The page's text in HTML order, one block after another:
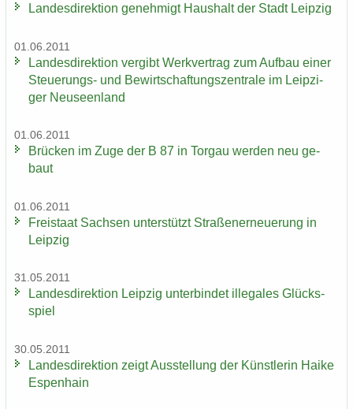
Lan­des­di­rek­ti­on ge­neh­migt Haus­halt der Stadt Leip­zig
01.06.2011
Lan­des­di­rek­ti­on ver­gibt Werk­ver­trag zum Auf­bau einer
Steuerungs-​ und Be­wirt­schaf­tungs­zen­tra­le im Leip­zi­
ger Neu­seen­land
01.06.2011
Brü­cken im Zuge der B 87 in Tor­gau wer­den neu ge­
baut
01.06.2011
Frei­staat Sach­sen un­ter­stützt Stra­ßen­er­neue­rung in
Leip­zig
31.05.2011
Lan­des­di­rek­ti­on Leip­zig un­ter­bin­det il­le­ga­les Glücks­
spiel
30.05.2011
Lan­des­di­rek­ti­on zeigt Aus­stel­lung der Künst­le­rin Haike
Es­pen­hain